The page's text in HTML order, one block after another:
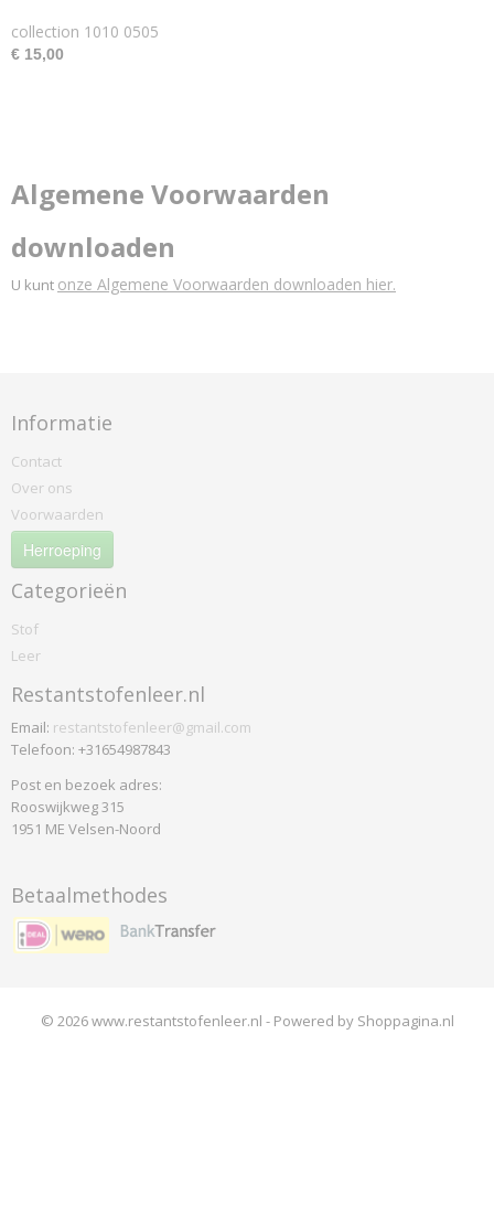
collection 1010 0505
€ 15,00
Algemene Voorwaarden
downloaden
U kunt onze Algemene Voorwaarden downloaden hier.
Informatie
Contact
Over ons
Voorwaarden
Herroeping
Categorieën
Stof
Leer
Restantstofenleer.nl
Email: restantstofenleer@gmail.com
Telefoon: +31654987843
Post en bezoek adres:
Rooswijkweg 315
1951 ME Velsen-Noord
Betaalmethodes
© 2026 www.restantstofenleer.nl - Powered by Shoppagina.nl